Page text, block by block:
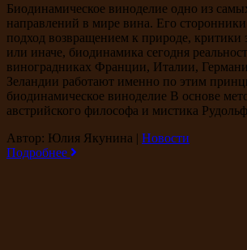
Биодинамическое виноделие одно из
направлений в мире вина. Его
подход возвращением к природе, критики
или иначе, биодинамика сегодня
виноградниках Франции, Италии,
Зеландии работают именно по этим
биодинамическое виноделие В основе
австрийского философа и мистика
Автор: Юлия Якунина | Новости
Подробнее